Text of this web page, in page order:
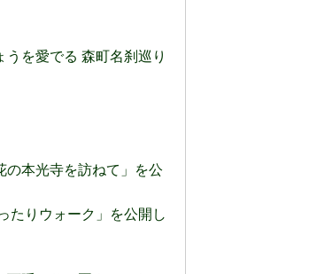
を愛でる 森町名刹巡り
本光寺を訪ねて」を公
りウォーク」を公開し